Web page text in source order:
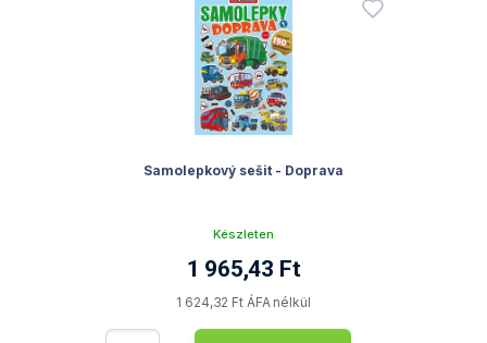
Samolepkový sešit - Doprava
Készleten
1 965,43 Ft
1 624,32 Ft ÁFA nélkül